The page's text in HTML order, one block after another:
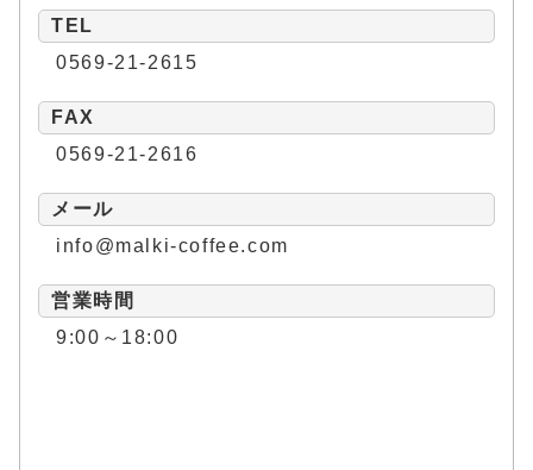
TEL
0569-21-2615
FAX
0569-21-2616
メール
info@malki-coffee.com
営業時間
9:00～18:00